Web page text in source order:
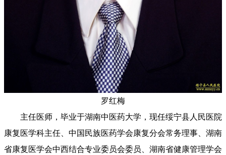
罗红梅
主任医师，毕业于湖南中医药大学，现任绥宁县人民医院
康复医学科主任、中国民族医药学会康复分会常务理事、湖南
省康复医学会中西结合专业委员会委员、湖南省健康管理学会